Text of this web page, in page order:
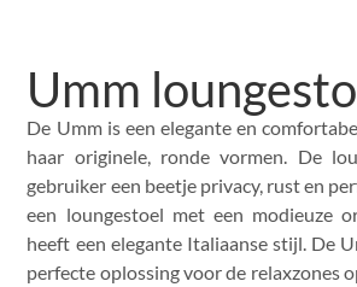
Umm
De Umm is een elegante en
haar originele, ronde vormen. De
gebruiker een beetje privacy, rust en
een loungestoel met een modieuze
heeft een elegante Italiaanse stijl. De
perfecte oplossing voor de relaxzones